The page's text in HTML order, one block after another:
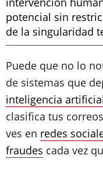
potencial sin
de la singularidad
Puede que no lo
de sistemas que
inteligencia artificial
clasifica tus
ves en redes
fraudes cada vez